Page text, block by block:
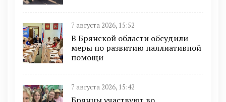
7 августа 2026, 15:52
В Брянской области обсудили
меры по развитию паллиативной
помощи
7 августа 2026, 15:42